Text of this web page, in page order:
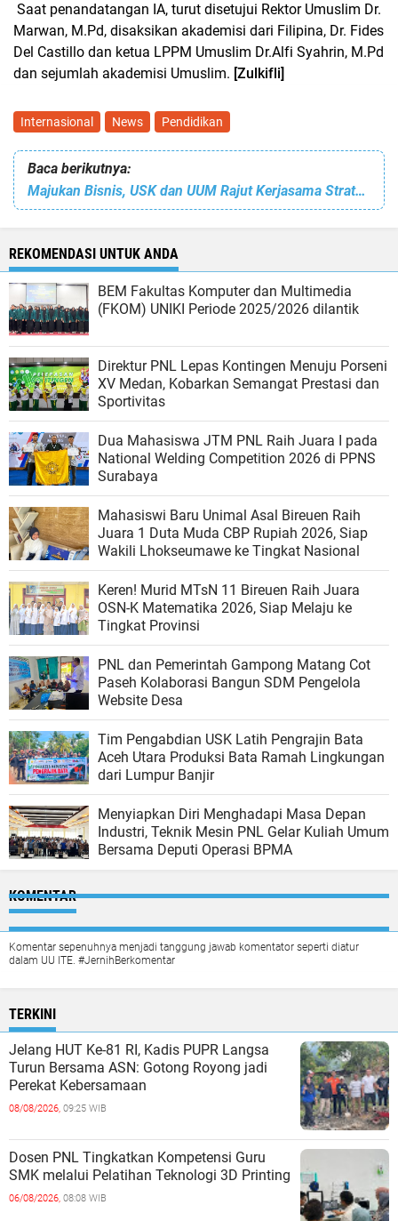
Saat penandatangan IA, turut disetujui Rektor Umuslim Dr.
Marwan, M.Pd, disaksikan akademisi dari Filipina, Dr. Fides
Del Castillo dan ketua LPPM Umuslim Dr.Alfi Syahrin, M.Pd
dan sejumlah akademisi Umuslim. [Zulkifli]
Internasional News Pendidikan
Baca berikutnya:
Majukan Bisnis, USK dan UUM Rajut Kerjasama Strategis
REKOMENDASI UNTUK ANDA
BEM Fakultas Komputer dan Multimedia
(FKOM) UNIKI Periode 2025/2026 dilantik
Direktur PNL Lepas Kontingen Menuju Porseni
XV Medan, Kobarkan Semangat Prestasi dan
Sportivitas
Dua Mahasiswa JTM PNL Raih Juara I pada
National Welding Competition 2026 di PPNS
Surabaya
Mahasiswi Baru Unimal Asal Bireuen Raih
Juara 1 Duta Muda CBP Rupiah 2026, Siap
Wakili Lhokseumawe ke Tingkat Nasional
Keren! Murid MTsN 11 Bireuen Raih Juara
OSN-K Matematika 2026, Siap Melaju ke
Tingkat Provinsi
PNL dan Pemerintah Gampong Matang Cot
Paseh Kolaborasi Bangun SDM Pengelola
Website Desa
Tim Pengabdian USK Latih Pengrajin Bata
Aceh Utara Produksi Bata Ramah Lingkungan
dari Lumpur Banjir
Menyiapkan Diri Menghadapi Masa Depan
Industri, Teknik Mesin PNL Gelar Kuliah Umum
Bersama Deputi Operasi BPMA
KOMENTAR
Komentar sepenuhnya menjadi tanggung jawab komentator seperti diatur
dalam UU ITE. #JernihBerkomentar
TERKINI
Jelang HUT Ke-81 RI, Kadis PUPR Langsa
Turun Bersama ASN: Gotong Royong jadi
Perekat Kebersamaan
08/08/2026, 09:25 WIB
Dosen PNL Tingkatkan Kompetensi Guru
SMK melalui Pelatihan Teknologi 3D Printing
06/08/2026, 08:08 WIB